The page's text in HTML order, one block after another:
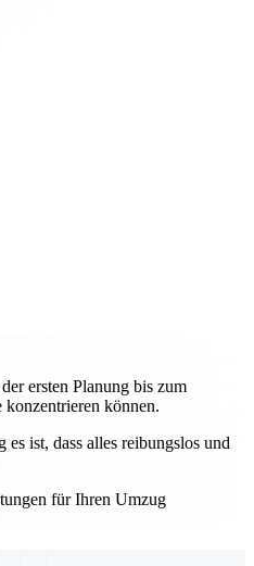
ersten Planung bis zum
können.
ist, dass alles reibungslos und
für Ihren Umzug